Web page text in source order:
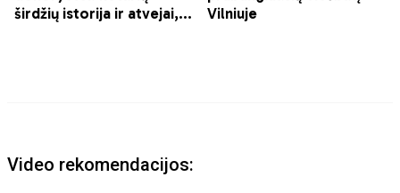
Video rekomendacijos: